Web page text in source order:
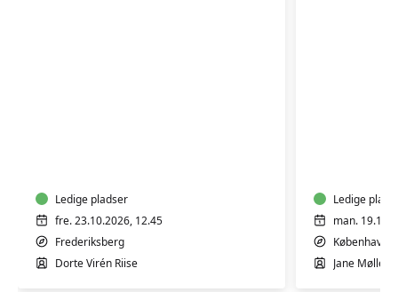
Ledige pladser
fre. 23.10.2026, 12.45
Frederiksberg
Dorte Virén Riise
Ledige
man.
København
Jane